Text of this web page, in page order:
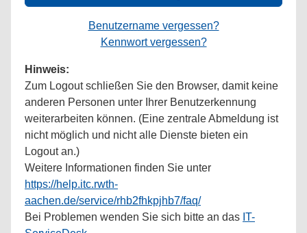
Benutzername vergessen?
Kennwort vergessen?
Hinweis:
Zum Logout schließen Sie den Browser, damit keine
anderen Personen unter Ihrer Benutzerkennung
weiterarbeiten können. (Eine zentrale Abmeldung ist
nicht möglich und nicht alle Dienste bieten ein
Logout an.)
Weitere Informationen finden Sie unter
https://help.itc.rwth-
aachen.de/service/rhb2fhkpjhb7/faq/
Bei Problemen wenden Sie sich bitte an das IT-